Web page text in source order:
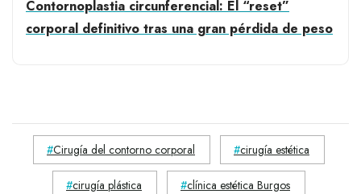
Contornoplastia circunferencial: El “reset”
corporal definitivo tras una gran pérdida de peso
Cirugía del contorno corporal cirugía estética
cirugía plástica clínica estética Burgos